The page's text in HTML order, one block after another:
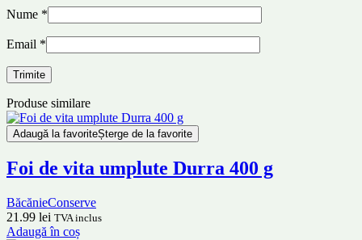
Nume *
Email *
Produse similare
Adaugă la favoriteȘterge de la favorite
Foi de vita umplute Durra 400 g
BăcănieConserve
21.99 lei TVA inclus
Adaugă în coș